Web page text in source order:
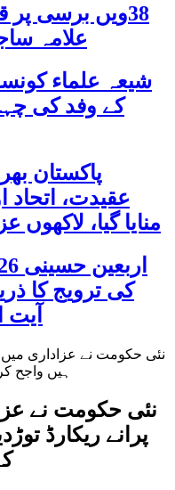
38ویں برسی
علامہ
شیعہ علماء
کے وفد کی
عقیدت،
منایا گیا،
کی ترویج کا
نئی حکومت نے
پرانے ریکارڈ